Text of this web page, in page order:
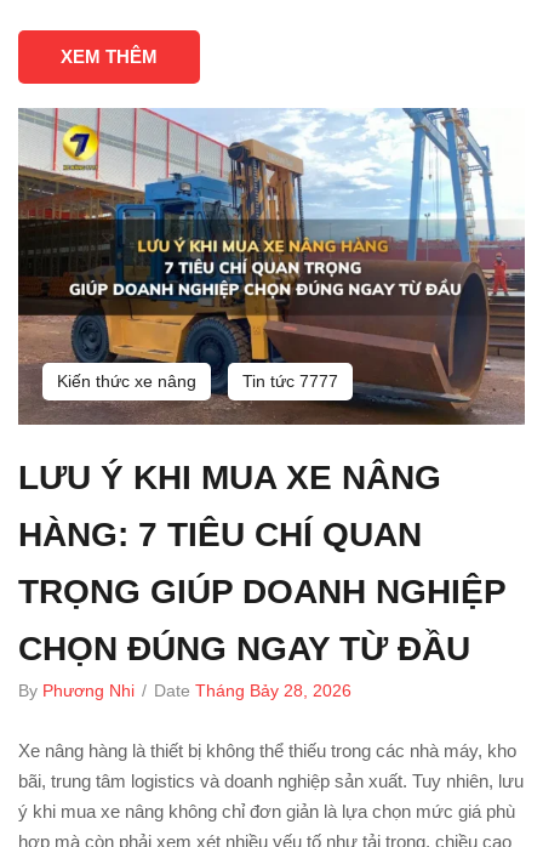
XEM THÊM
Kiến thức xe nâng Tin tức 7777
LƯU Ý KHI MUA XE NÂNG
HÀNG: 7 TIÊU CHÍ QUAN
TRỌNG GIÚP DOANH NGHIỆP
CHỌN ĐÚNG NGAY TỪ ĐẦU
By Phương Nhi / Date Tháng Bảy 28, 2026
Xe nâng hàng là thiết bị không thể thiếu trong các nhà máy, kho
bãi, trung tâm logistics và doanh nghiệp sản xuất. Tuy nhiên, lưu
ý khi mua xe nâng không chỉ đơn giản là lựa chọn mức giá phù
hợp mà còn phải xem xét nhiều yếu tố như tải trọng, chiều cao